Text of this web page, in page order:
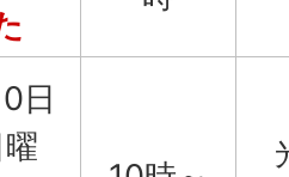
日
曜